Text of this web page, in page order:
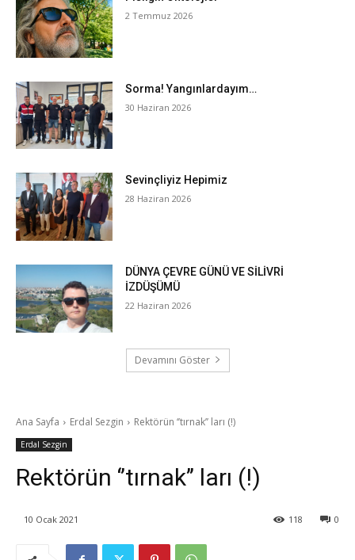
2 Temmuz 2026
Sorma! Yangınlardayım…
30 Haziran 2026
Sevinçliyiz Hepimiz
28 Haziran 2026
DÜNYA ÇEVRE GÜNÜ VE SİLİVRİ
İZDÜŞÜMÜ
22 Haziran 2026
Devamını Göster